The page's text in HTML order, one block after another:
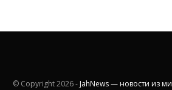
© Copyright2026 - JahNews — новости из